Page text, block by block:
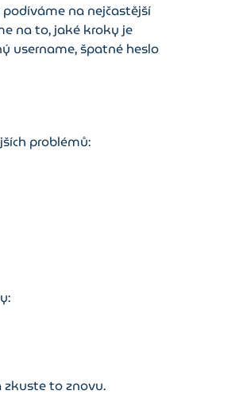
na nejčastější
na to, jaké kroky je
username, špatné heslo
problémů:
zkuste to znovu.